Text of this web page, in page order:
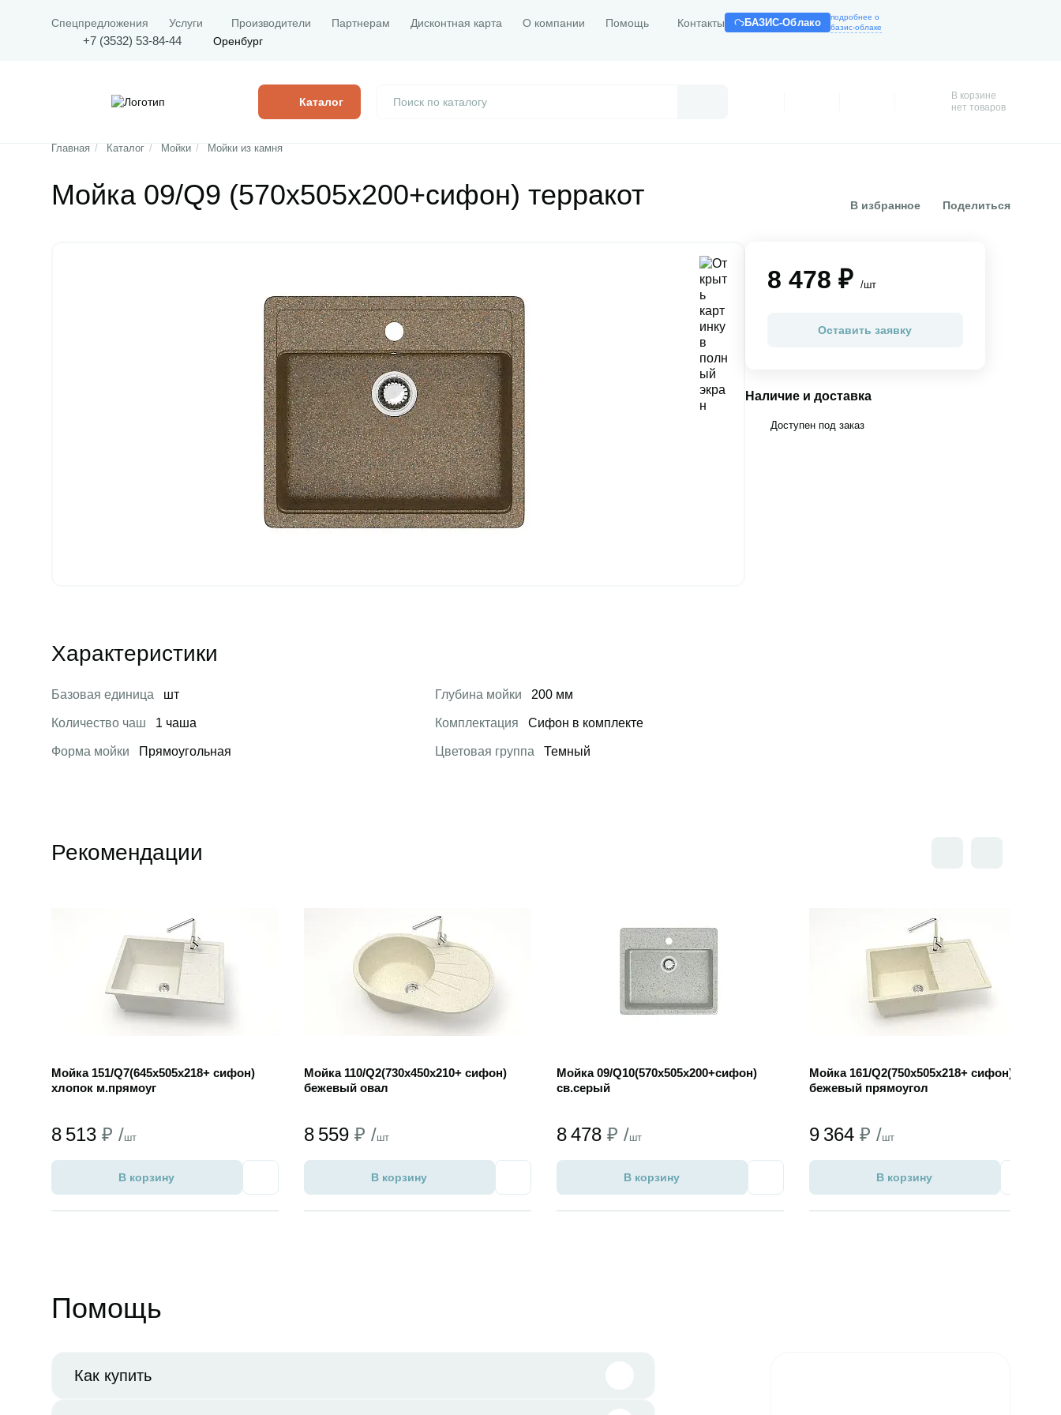
Спецпредложения Услуги Производители Партнерам Дисконтная карта О компании Помощь Контакты БАЗИС-Облако
подробнее о
базис-облаке
+7 (3532) 53-84-44 Оренбург
Каталог Корзина
В корзине
нет товаров
Главная / Каталог / Мойки / Мойки из камня
Мойка 09/Q9 (570х505х200+сифон) терракот В избранное Поделиться
8 478 ₽ /шт
Оставить заявку
Наличие и доставка
Доступен под заказ
Характеристики
Базовая единица шт Глубина мойки 200 мм
Количество чаш 1 чаша Комплектация Сифон в комплекте
Форма мойки Прямоугольная Цветовая группа Темный
Рекомендации
Мойка 151/Q7(645х505х218+ сифон)
хлопок м.прямоуг
8 513 ₽ /шт
В корзину
Мойка 110/Q2(730х450х210+ сифон)
бежевый овал
8 559 ₽ /шт
В корзину
Мойка 09/Q10(570х505х200+сифон)
св.серый
8 478 ₽ /шт
В корзину
Мойка 161/Q2(750х505x218+ сифон)
бежевый прямоугол
9 364 ₽ /шт
В корзину
Помощь
Как купить